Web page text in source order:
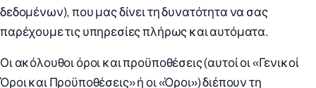
δεδομένων), που μας δίνει τη δυνατότητα να σας
παρέχουμε τις υπηρεσίες πλήρως και αυτόματα.
Οι ακόλουθοι όροι και προϋποθέσεις (αυτοί οι «Γενικοί
Όροι και Προϋποθέσεις» ή οι «Όροι») διέπουν τη